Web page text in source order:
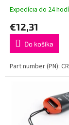
kontaktných
Card (eObčanka),
stojanková, kábel
Expedícia do 24
€12,31
Do košíka
Part number (PN):